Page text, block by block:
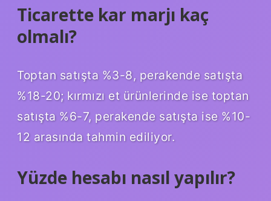
Ticarette kar marjı kaç
olmalı?
Toptan satışta %3-8, perakende satışta
%18-20; kırmızı et ürünlerinde ise toptan
satışta %6-7, perakende satışta ise %10-
12 arasında tahmin ediliyor.
Yüzde hesabı nasıl yapılır?